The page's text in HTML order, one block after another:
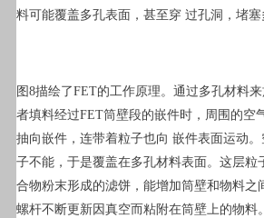
料可能覆盖多孔表面，甚至穿 过孔洞，堵塞
图8描绘了FET的工作原理。通过多孔材料
者填料经过FET筒壁段的嵌件时，周围的空
抽向嵌件，连带着粒子也向 嵌件表面运动
子不能，于是覆盖在多孔材料表面。这层粒
合物粉末形成的滤饼，能增加筒壁和物料之
螺杆不断更新因真空而粘附在筒壁上的物料